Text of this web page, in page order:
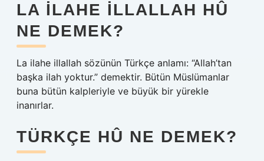
LA ILAHE ILLALLAH HÛ
NE DEMEK?
La ilahe illallah sözünün Türkçe anlamı: “Allah’tan
başka ilah yoktur.” demektir. Bütün Müslümanlar
buna bütün kalpleriyle ve büyük bir yürekle
inanırlar.
TÜRKÇE HÛ NE DEMEK?